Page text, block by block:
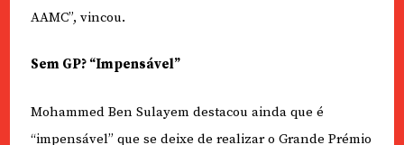
AAMC”, vincou.
Sem GP? “Impensável”
Mohammed Ben Sulayem destacou ainda que é
“impensável” que se deixe de realizar o Grande Prémio